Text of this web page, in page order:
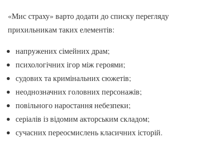
«Мис страху» варто додати до списку перегляду
прихильникам таких елементів:
напружених сімейних драм;
психологічних ігор між героями;
судових та кримінальних сюжетів;
неоднозначних головних персонажів;
повільного наростання небезпеки;
серіалів із відомим акторським складом;
сучасних переосмислень класичних історій.